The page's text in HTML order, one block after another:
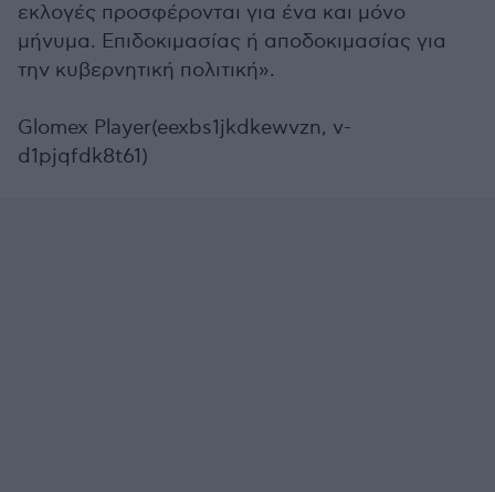
εκλογές προσφέρονται για ένα και μόνο
μήνυμα. Επιδοκιμασίας ή αποδοκιμασίας για
την κυβερνητική πολιτική».
Glomex Player(eexbs1jkdkewvzn, v-
d1pjqfdk8t61)